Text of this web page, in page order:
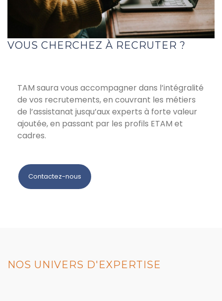
VOUS CHERCHEZ À RECRUTER ?
TAM saura vous accompagner dans l’intégralité
de vos recrutements, en couvrant les métiers
de l’assistanat jusqu’aux experts à forte valeur
ajoutée, en passant par les profils ETAM et
cadres.
Contactez-nous
NOS UNIVERS D'EXPERTISE